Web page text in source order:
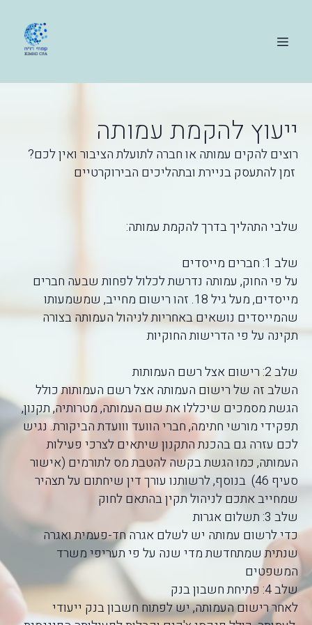
ייעוץ להקמת עמותה
?רוצים להקים עמותה או חברה לתועלת הציבור ואין לכם
זמן להתעסק בניירת ובתהליכים הבירוקרטיים
:שלבי התהליך בדרך להקמת עמותה
שלב 1: חברים מייסדים
על פי החוק, עמותה נדרשת לכלול לפחות שבעה חברים
מייסדים, מעל גיל 18. זהו רישום מחייב, שמשמעותו
שהמייסדים נושאים באחריות לניהול העמותה בצורה
תקינה על פי הדרישות החוקיות
שלב 2: רישום אצל רשם העמותות
השלב זה של רישום העמותה אצל רשם העמותות כולל
הגשת מסמכים שיכללו את שם העמותה, מטרותיה, תקנון,
תפקידי מורשי חתימה, חברי הוועד ווועדת הביקורת. נגיש
לכם עזרה גם בהכנת התקנון שיתאים לצרכי פעילות
העמותה, כמו הגשת בקשה להטבת מס לתורמים (אישור
סעיף 46) בנוסף, לרשותנו עורך דין שיחתום על תצהיר
שמחייב אתכם לניהול תקין בהתאם לחוק
שלב 3: תשלום אגרות
כדי לרשום עמותה יש לשלם אגרה חד-פעמית ואגרה
שנתית שמתחדשת מדי שנה על פי תעריפי משרד
המשפטים
שלב 4: פתיחת חשבון בנק
לאחר רישום העמותה, יש לפתוח חשבון בנק ייעודי